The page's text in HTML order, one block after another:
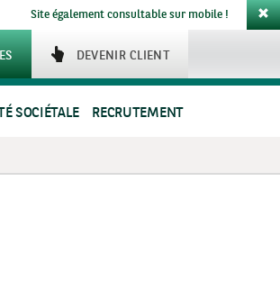
Site également consultable sur mobile !
DEVENIR CLIENT
SOCIÉTALE RECRUTEMENT